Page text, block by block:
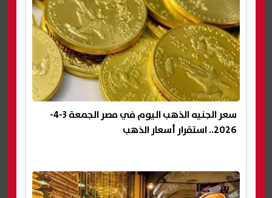
سعر الجنيه الذهب اليوم في مصر الجمعة 3-4-
2026.. استقرار أسعار الذهب